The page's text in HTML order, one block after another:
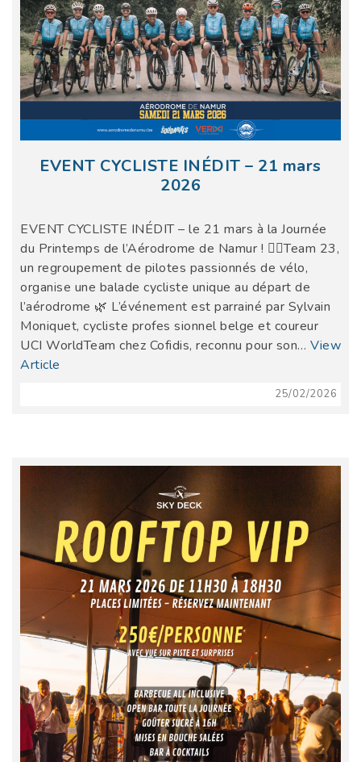
EVENT CYCLISTE INÉDIT – 21 mars
2026
EVENT CYCLISTE INÉDIT – le 21 mars à la Journée
du Printemps de l’Aérodrome de Namur ! 🚴‍♂️Team 23,
un regroupement de pilotes passionnés de vélo,
organise une balade cycliste unique au départ de
l’aérodrome 🌿 L’événement est parrainé par Sylvain
Moniquet, cycliste profes sionnel belge et coureur
UCI WorldTeam chez Cofidis, reconnu pour son… View
Article
25/02/2026